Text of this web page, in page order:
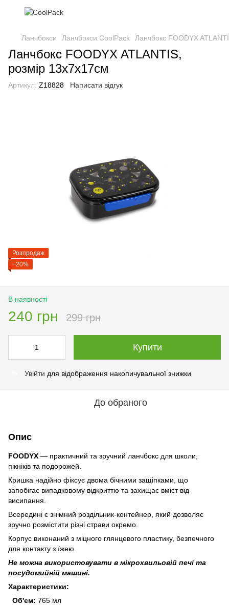
Ланчбокси Ланчбокси CoolPack Ланчбокс FOODYX
Ланчбокс FOODYX ATLANTIS,
розмір 13х7х17см
Артикул: Z18828 Написати відгук
Розпродаж
−20%
В наявності
240 грн 299 грн
Купити
Увійти для відображення накопичувальної знижки
До обраного
Опис
FOODYX — практичний та зручний ланчбокс для школи,
пікніків та подорожей.
Кришка надійно фіксує двома бічними защіпками, що
запобігає випадковому відкриттю та захищає вміст від
висипання.
Всередині є знімний роздільник-контейнер, який дозволяє
зручно розмістити різні страви окремо.
Корпус виконаний з міцного глянцевого пластику, безпечного
для контакту з їжею.
Не можна використовувати в мікрохвильовій печі та
посудомийній машині.
Характеристики:
Об'єм: 765 мл